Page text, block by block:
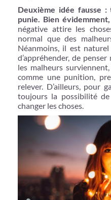
Deuxième idée fausse
punie. Bien
négative attire les
normal que des
Néanmoins, il est naturel
d’appréhender, de
les malheurs
comme une punition,
relever. D’ailleurs, pour
toujours la possibilité
changer les choses.